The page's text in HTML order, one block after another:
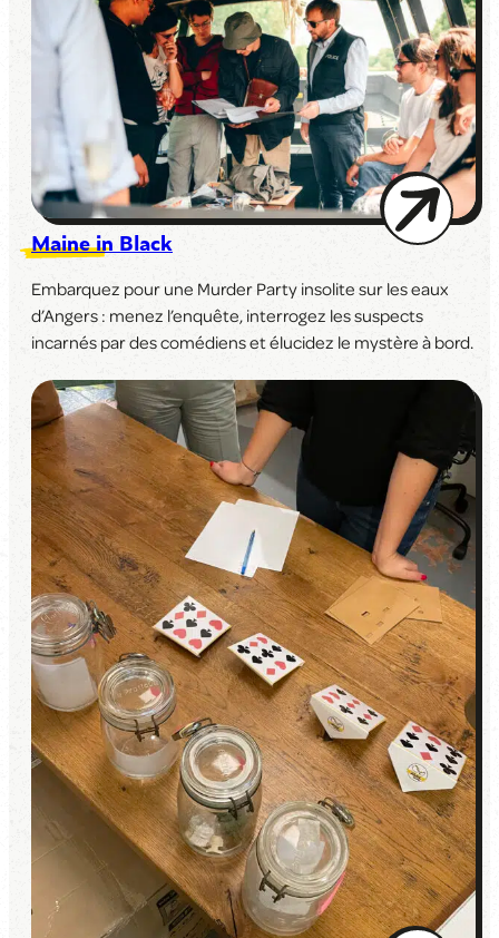
Maine in Black
Embarquez pour une Murder Party insolite sur les eaux
d’Angers : menez l’enquête, interrogez les suspects
incarnés par des comédiens et élucidez le mystère à bord.